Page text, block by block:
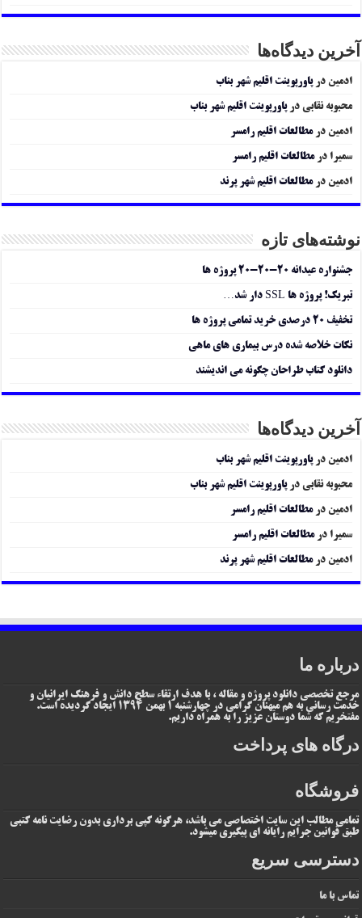
آخرین دیدگاه‌ها
ادمین درپاورپوینت اقلیم شهر بناب
محبوبه نقابی درپاورپوینت اقلیم شهر بناب
ادمین درمطالعات اقلیم رامسر
سمیرا درمطالعات اقلیم رامسر
ادمین درمطالعات اقلیم شهر پرند
نوشته‌های تازه
جشنواره عیدانه ۲۰-۲۰-۲۰ پروژه ها
تبریک! پروژه ها SSL دار شد…
تخفیف ۲۰ درصدی خرید تمامی پروژه ها
نکات خلاصه شده درس بیماری های ماهی
دانلود کتاب طراحان چگونه می اندیشند
آخرین دیدگاه‌ها
ادمین درپاورپوینت اقلیم شهر بناب
محبوبه نقابی درپاورپوینت اقلیم شهر بناب
ادمین درمطالعات اقلیم رامسر
سمیرا درمطالعات اقلیم رامسر
ادمین درمطالعات اقلیم شهر پرند
درباره ما
مرجع تخصصی دانلود پروژه و مقاله ، با هدف ارتقاء سطح دانش و فرهنگ ایرانیان و
خدمت رسانی به هم میهنان گرامی در چهارشنبه 1 بهمن 1394 ایجاد گردیده است.
مفتخریم که شما دوستان عزیز را به همراه داریم.
درگاه های پرداخت
فروشگاه
تمامی مطالب این سایت اختصاصی می باشد، هرگونه کپی برداری بدون رضایت نامه کتبی
طبق قوانین جرایم رایانه ای پیگیری میشود.
دسترسی سریع
تماس با ما